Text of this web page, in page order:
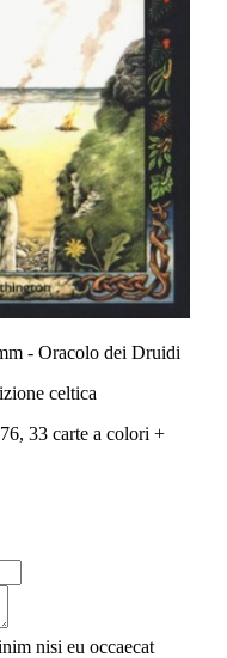
- Oracolo dei Druidi
celtica
33 carte a colori +
nisi eu occaecat